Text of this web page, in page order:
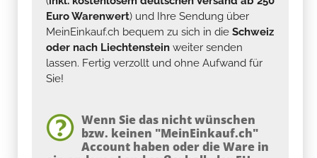
Euro Warenwert) und Ihre Sendung über
MeinEinkauf.ch bequem zu sich in die Schweiz
oder nach Liechtenstein weiter senden
lassen. Fertig verzollt und ohne Aufwand für
Sie!
Wenn Sie das nicht wünschen
bzw. keinen "MeinEinkauf.ch"
Account haben oder die Ware in